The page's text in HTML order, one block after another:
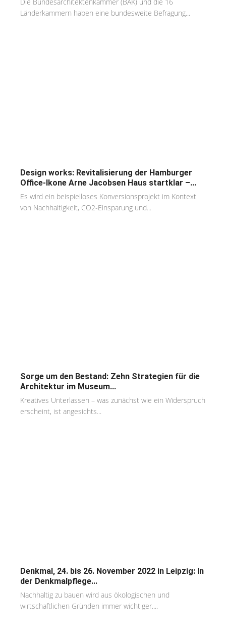
Länderkammern haben eine bundesweite Befragung...
Design works: Revitalisierung der Hamburger
Office-Ikone Arne Jacobsen Haus startklar –...
Es wird ein beispielloses Konversionsprojekt im Kontext
von Nachhaltigkeit, CO2-Einsparung und...
Sorge um den Bestand: Zehn Strategien für die
Architektur im Museum...
Kreatives Unterlassen – was zunächst wie ein Widerspruch
erscheint, ist angesichts...
Denkmal, 24. bis 26. November 2022 in Leipzig: In
der Denkmalpflege...
Nachhaltig zu bauen wird aus ökologischen und
wirtschaftlichen Gründen immer wichtiger....